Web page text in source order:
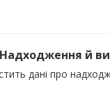
й
дані про